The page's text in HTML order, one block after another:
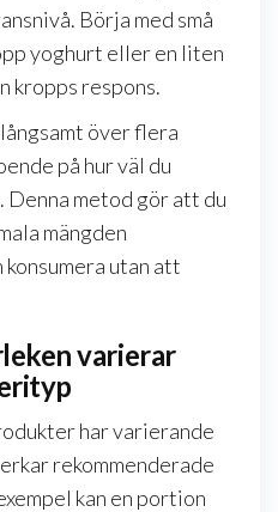
Börja med små
yoghurt eller en liten
kropps respons.
över flera
på hur väl du
metod gör att du
mängden
utan att
varierar
har varierande
rekommenderade
kan en portion